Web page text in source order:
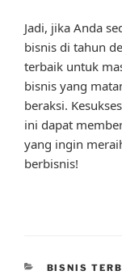
Jadi, jika Anda
bisnis di tahun
terbaik untuk
bisnis yang
beraksi.
ini dapat
yang ingin
berbisnis!
CATEGORIES
BISNIS